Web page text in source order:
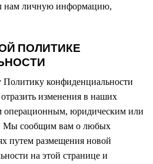
нам личную информацию,
ПОЛИТИКЕ
конфиденциальности
изменения в наших
операционным, юридическим или
Мы сообщим вам о любых
путем размещения новой
на этой странице и